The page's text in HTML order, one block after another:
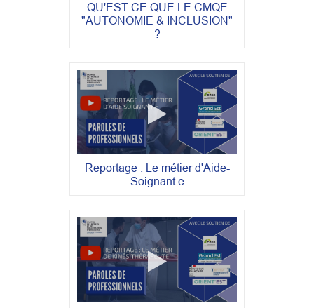
QU'EST CE QUE LE CMQE
"AUTONOMIE & INCLUSION"
?
Reportage : Le métier d'Aide-
Soignant.e